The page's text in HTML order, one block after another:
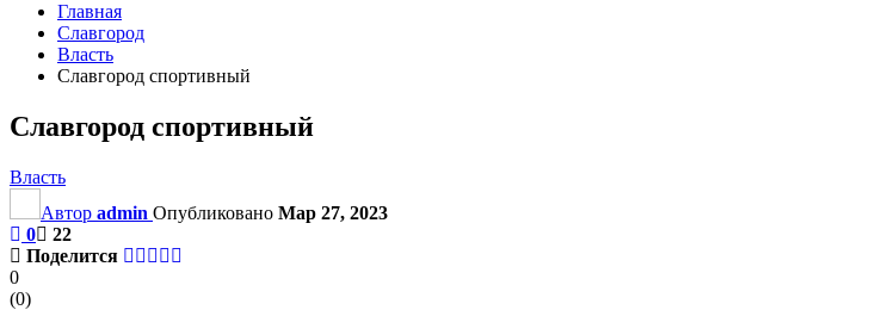
Главная
Славгород
Власть
Славгород спортивный
Славгород спортивный
Власть
Автор admin Опубликовано Мар 27, 2023
0
22
Поделится
0
(0)